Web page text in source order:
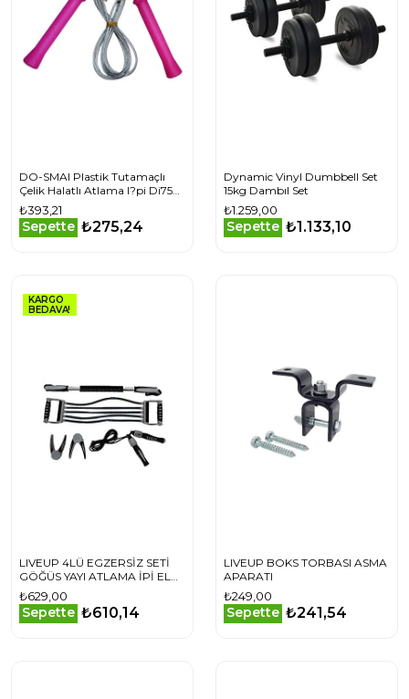
DO-SMAI Plastik Tutamaçlı
Çelik Halatlı Atlama I?pi Di757
- Pembe
₺393,21
Sepette ₺275,24
Dynamic Vinyl Dumbbell Set
15kg Dambıl Set
₺1.259,00
Sepette ₺1.133,10
KARGO
BEDAVA!
LIVEUP 4LÜ EGZERSİZ SETİ
GÖĞÜS YAYI ATLAMA İPİ EL
YAYI VE BÜKBÜK
₺629,00
Sepette ₺610,14
LIVEUP BOKS TORBASI ASMA
APARATI
₺249,00
Sepette ₺241,54